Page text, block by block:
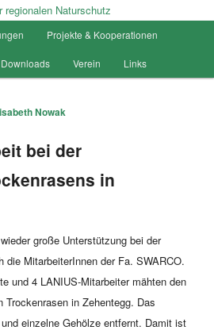
für
Projekte & Kooperationen
Downloads Verein Links
Nowak
bei der
in
große Unterstützung bei der
die MitarbeiterInnen der Fa. SWARCO.
und 4 LANIUS-Mitarbeiter mähten den
Trockenrasen in Zehentegg. Das
einzelne Gehölze entfernt. Damit ist